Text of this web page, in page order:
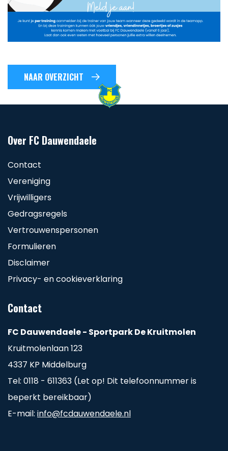
NAAR OVERZICHT
Over FC Dauwendaele
Contact
Vereniging
Vrijwilligers
Gedragsregels
Vertrouwenspersonen
Formulieren
Disclaimer
Privacy- en cookieverklaring
Contact
FC Dauwendaele - Sportpark De Kruitmolen
Kruitmolenlaan 123
4337 KP Middelburg
Tel: 0118 - 611363 (Let op! Dit telefoonnummer is
beperkt bereikbaar)
E-mail: info@fcdauwendaele.nl